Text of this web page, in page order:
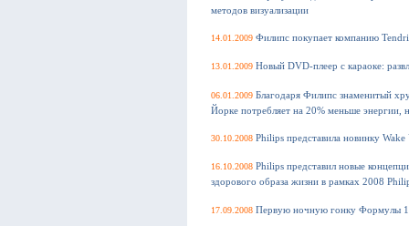
методов визуализации
14.01.2009 Филипс покупает компанию
13.01.2009 Новый DVD-плеер с караоке:
06.01.2009 Благодаря Филипс знаменитый
Йорке потребляет на 20% меньше энергии,
30.10.2008 Philips представила новинку
16.10.2008 Philips представил новые
здорового образа жизни в рамках 2008
17.09.2008 Первую ночную гонку Формулы 1